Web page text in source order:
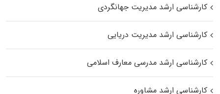
کارشناسی ارشد مدیریت جهانگردی
کارشناسی ارشد مدیریت دریایی
کارشناسی ارشد مدرسی معارف اسلامی
کارشناسی ارشد مشاوره